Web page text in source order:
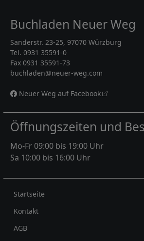
Buchladen Neuer Weg
Sanderstr. 23-25, 97070 Würzburg
Tel. 0931 35591-0
Fax 0931 35591-73
buchladen@neuer-weg.com
Neuer Weg auf Facebook
Öffnungszeiten und
Mo-Fr 09:00 bis 19:00 Uhr
Sa 10:00 bis 16:00 Uhr
Rechtliches
Startseite
Kontakt
AGB